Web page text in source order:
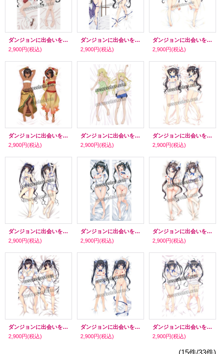
ダンジョンに出会いを求めるのは間違っているだろうか ヘスティア風 23 ●等身大 抱き枕カバー
2,900円(税込)
ダンジョンに出会いを求めるのは間違っているだろうか ヘスティア風 22 ●等身大 抱き枕カバー
2,900円(税込)
ダンジョンに出会いを求めるのは間違っているだろうか ヘスティア風 21 ●等身大 抱き枕カバー
2,900円(税込)
ダンジョンに出会いを求めるのは間違っているだろうか ティオナ・ヒリュテ風 ●等身大 抱き枕カバー
2,900円(税込)
ダンジョンに出会いを求めるのは間違っているだろうか ソード・オラトリア風 ●等身大 抱き枕カバー
2,900円(税込)
ダンジョンに出会いを求めるのは間違っているだろうか ヘスティア風 20 ●等身大 抱き枕カバー
2,900円(税込)
ダンジョンに出会いを求めるのは間違っているだろうか ヘスティア風 19 ●等身大 抱き枕カバー
2,900円(税込)
ダンジョンに出会いを求めるのは間違っているだろうか ヘスティア風 18 ●等身大 抱き枕カバー
2,900円(税込)
ダンジョンに出会いを求めるのは間違っているだろうか ヘスティア風 17 ●等身大 抱き枕カバー
2,900円(税込)
ダンジョンに出会いを求めるのは間違っているだろうか ヘスティア風 16 ●等身大 抱き枕カバー
2,900円(税込)
ダンジョンに出会いを求めるのは間違っているだろうか ヘスティア風 15 ●等身大 抱き枕カバー
2,900円(税込)
ダンジョンに出会いを求めるのは間違っているだろうか ヘスティア風 14 ●等身大 抱き枕カバー
2,900円(税込)
(15件/33件)